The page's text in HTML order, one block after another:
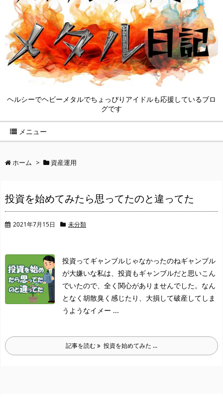
ヘルシーでヘビーメタルでちょっぴりアイドルも応援しているブロ
グです
メニュー
ホーム > 資産運用
投資を始めてみたら思ってたのと違ってた
2021年7月15日 未分類
投資ってギャンブルじゃなかったのねギャンブル
が大嫌いな私は、 投資もギャンブルだと思いこん
でいたので、 全く関心がありませんでした。 なん
となく胡散臭く感じたり、 大損して破産してしま
うようなイメー ...
記事を読む 投資を始めてみた ...